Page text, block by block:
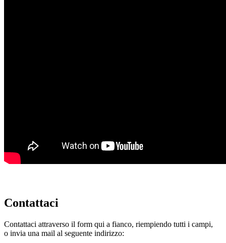
Contattaci
Contattaci attraverso il form qui a fianco, riempiendo tutti i campi,
o invia una mail al seguente indirizzo: